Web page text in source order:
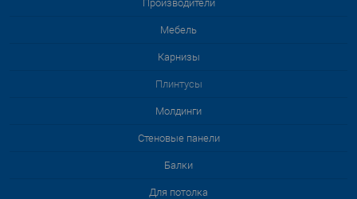
Производители
Мебель
Карнизы
Плинтусы
Молдинги
Стеновые панели
Балки
Для потолка